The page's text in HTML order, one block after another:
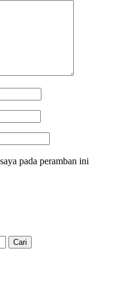
pada peramban ini